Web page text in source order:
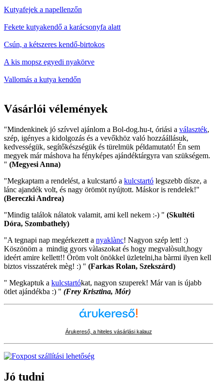
Kutyafejek a napellenzőn
Fekete kutyakendő a karácsonyfa alatt
Csún, a kétszeres kendő-birtokos
A kis mopsz egyedi nyakörve
Vallomás a kutya kendőn
Vásárlói vélemények
"Mindenkinek jó szívvel ajánlom a Bol-dog.hu-t, óriási a választék,
szép, igényes a kidolgozás és a vevőkhöz való hozzáállásuk,
kedvességük, segítőkészségük és türelmük példamutató! Én sem
megyek már máshova ha fényképes ajándéktárgyra van szükségem.
" (Megyesi Anna)
"Megkaptam a rendelést, a kulcstartó a kulcstartó legszebb dísze, a
lánc ajandék volt, és nagy örömöt nyújtott. Máskor is rendelek!"
(Bereczki Andrea)
"Mindig találok nálatok valamit, ami kell nekem :-) " (Skultéti
Dóra, Szombathely)
"A tegnapi nap megérkezett a nyaklànc! Nagyon szép lett! :)
Köszönöm a mindig gyors vàlaszokat és hogy megvalòsult,hogy
ideért amire kellett!! Öröm volt önökkel üzletelni,ha bàrmi ilyen kell
biztos visszatérek mèg! :) " (Farkas Rolan, Szekszárd)
" Megkaptuk a kulcstartókat, nagyon szuperek! Már van is újabb
ötlet ajándékba :) " (Frey Krisztina, Mór)
Árukereső, a hiteles vásárlási kalauz
Jó tudni